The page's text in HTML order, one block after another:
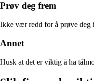
Prøv deg frem
Ikke vær redd for å prøve deg
Annet
Husk at det er viktig å ha